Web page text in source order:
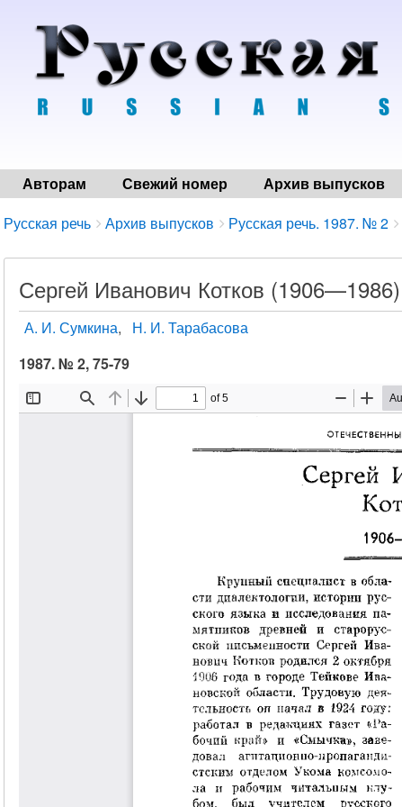
Авторам Свежий номер Архив выпусков
Breadcrumbs
You
here:
Русская речь Архив выпусков Русская речь. 1987. № 2
Сергей Иванович Котков (1906—1986)
А. И. Сумкина
Н. И. Тарабасова
1987. № 2, 75-79